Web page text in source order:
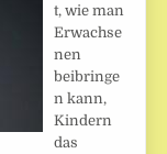
t, wie man
Erwachse
nen
beibringe
n kann,
Kindern
das